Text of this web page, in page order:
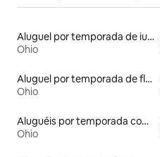
Aluguel por temporada de iurtas
Ohio
Aluguel por temporada de flats
Ohio
Aluguéis por temporada com acesso ao lago
Ohio